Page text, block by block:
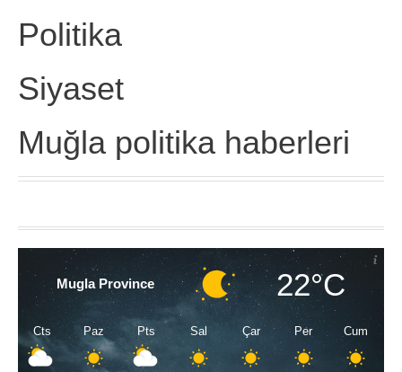
Politika
Siyaset
Muğla politika haberleri
Mugla Province 22°C
Cts Paz Pts Sal Çar Per Cum